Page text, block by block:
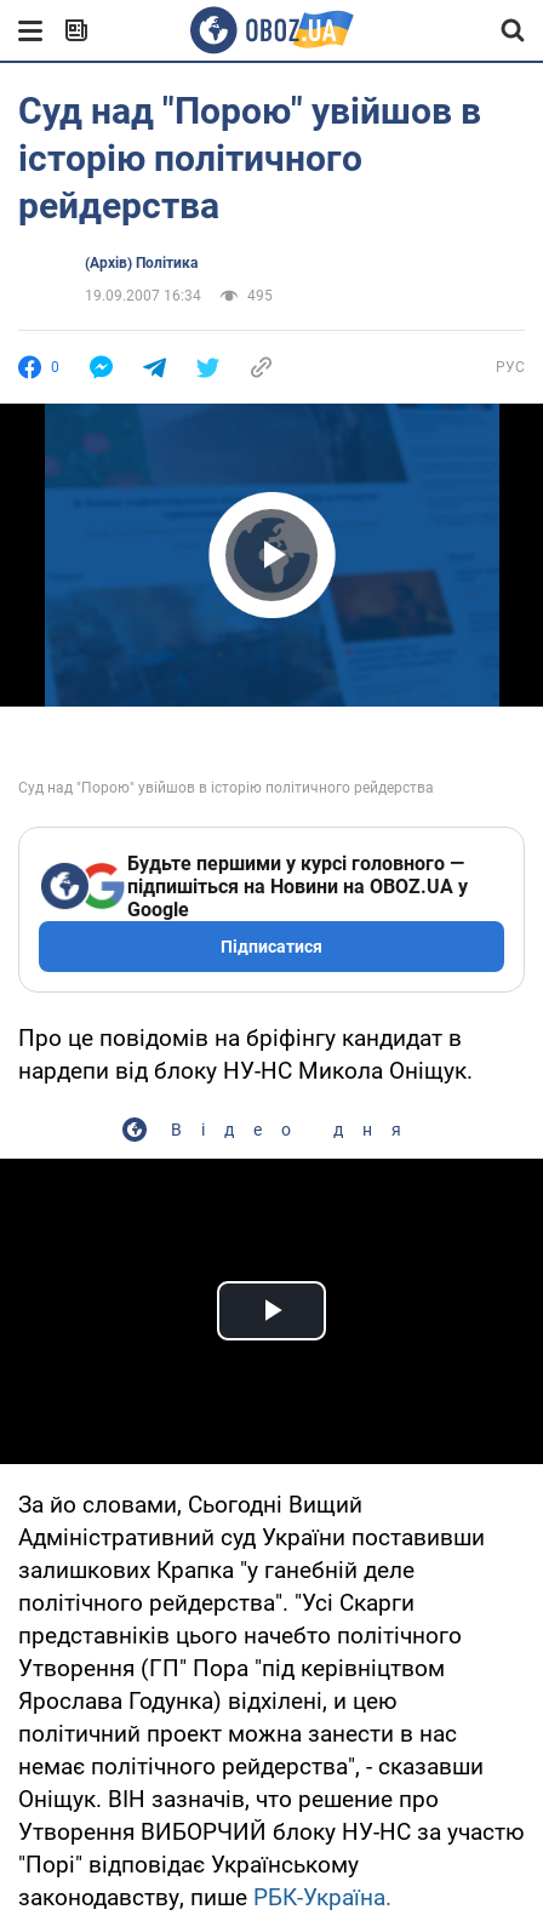
Суд над "Порою" увійшов в
історію політичного
рейдерства
(Архів) Політика
19.09.2007 16:34
495
0 РУС
Play Video
Будьте першими у курсі головного —
підпишіться на Новини на OBOZ.UA у
Google
Підписатися
Про це повідомів на бріфінгу кандидат в
нардепи від блоку НУ-НС Микола Оніщук.
Відео дня
Play Video
За йо словами, Сьогодні Вищий
Адміністративний суд України поставивши
залишкових Крапка "у ганебній деле
політічного рейдерства". "Усі Скарги
представніків цього начебто політічного
Утворення (ГП" Пора "під керівніцтвом
Ярослава Годунка) відхілені, и цею
політичний проект можна занести в нас
немає політічного рейдерства", - сказавши
Оніщук. ВІН зазначів, что решение про
Утворення ВИБОРЧИЙ блоку НУ-НС за участю
"Порі" відповідає Українському
законодавству, пише РБК-Україна.